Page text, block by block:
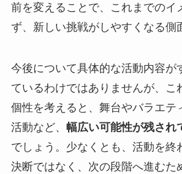
前を変えることで、これまでのイ
ず、新しい挑戦がしやすくなる側
今後について具体的な活動内容が
ているわけではありませんが、こ
個性を考えると、舞台やバラエテ
活動など、 幅広い可能性が残され
でしょう。少なくとも、活動を終
決断ではなく、次の段階へ進むた